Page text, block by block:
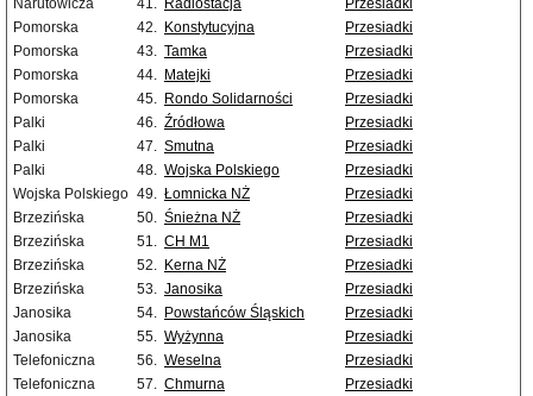
Narutowicza
41. Radiostacja
Przesiadki
Pomorska
42. Konstytucyjna
Przesiadki
Pomorska
43. Tamka
Przesiadki
Pomorska
44. Matejki
Przesiadki
Pomorska
45. Rondo Solidarności
Przesiadki
Palki
46. Źródłowa
Przesiadki
Palki
47. Smutna
Przesiadki
Palki
48. Wojska Polskiego
Przesiadki
Wojska Polskiego 49. Łomnicka NŻ
Przesiadki
Brzezińska
50. Śnieżna NŻ
Przesiadki
Brzezińska
51. CH M1
Przesiadki
Brzezińska
52. Kerna NŻ
Przesiadki
Brzezińska
53. Janosika
Przesiadki
Janosika
54. Powstańców Śląskich
Przesiadki
Janosika
55. Wyżynna
Przesiadki
Telefoniczna
56. Weselna
Przesiadki
Telefoniczna
57. Chmurna
Przesiadki